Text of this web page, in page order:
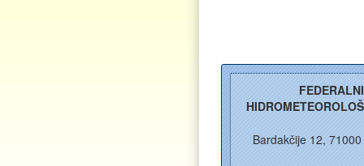
FEDERALNI
Bardakčije 12,